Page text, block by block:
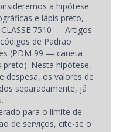
a hipótese
e lápis preto,
7510 — Artigos
de Padrão
(PDM 99 — caneta
Nesta hipótese,
despesa, os valores de
separadamente, já
para o limite de
de serviços, cite-se o